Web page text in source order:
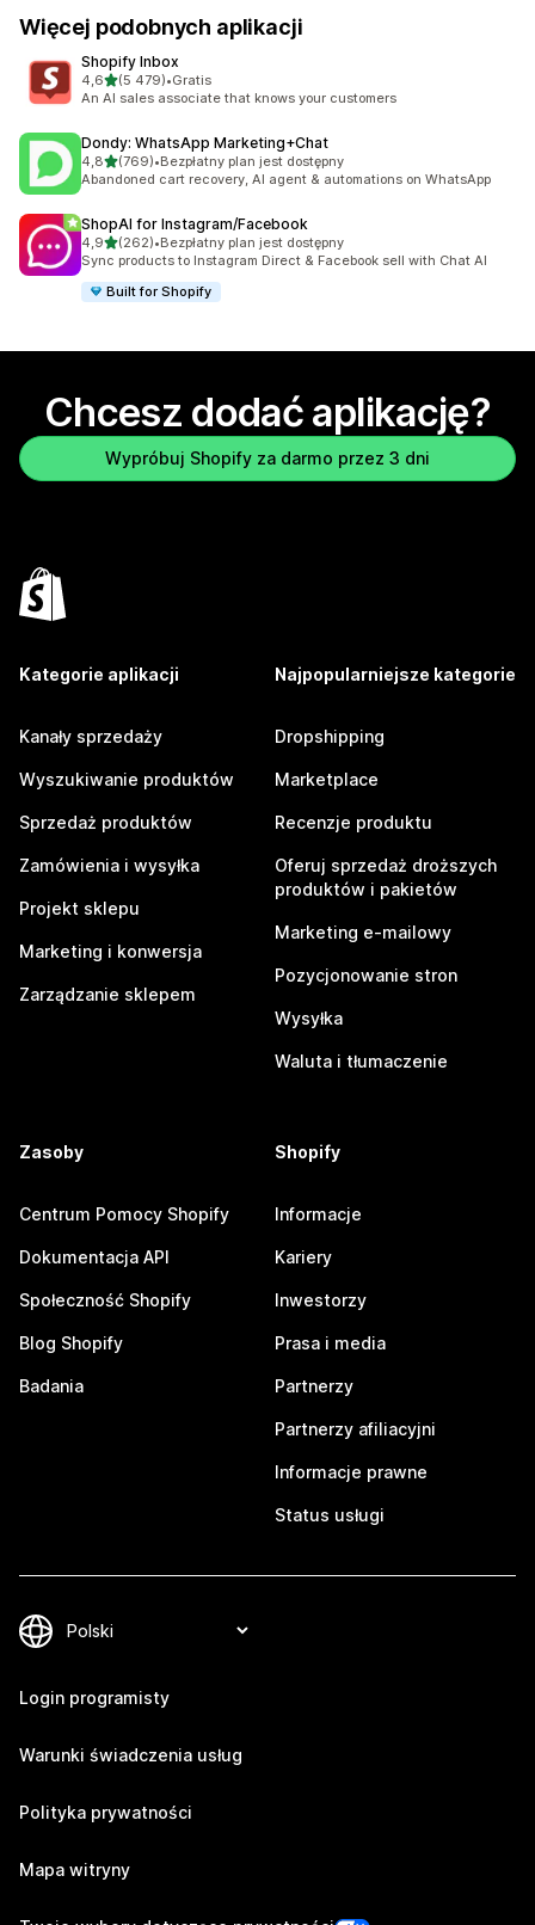
Więcej podobnych aplikacji
Shopify Inbox
4,6na 5 gwiazdek
(5 479)
Łączna liczba recenzji: 5479
•Gratis
An AI sales associate that knows your customers
Dondy: WhatsApp Marketing+Chat
4,8na 5 gwiazdek
(769)
Łączna liczba recenzji: 769
•Bezpłatny plan jest dostępny
Abandoned cart recovery, AI agent & automations on WhatsApp
ShopAI for Instagram/Facebook
4,9na 5 gwiazdek
(262)
Łączna liczba recenzji: 262
•Bezpłatny plan jest dostępny
Sync products to Instagram Direct & Facebook sell with Chat AI
Built for Shopify
Chcesz dodać aplikację?
Wypróbuj Shopify za darmo przez 3 dni
Kategorie aplikacji
Kanały sprzedaży
Wyszukiwanie produktów
Sprzedaż produktów
Zamówienia i wysyłka
Projekt sklepu
Marketing i konwersja
Zarządzanie sklepem
Najpopularniejsze kategorie
Dropshipping
Marketplace
Recenzje produktu
Oferuj sprzedaż droższych
produktów i pakietów
Marketing e-mailowy
Pozycjonowanie stron
Wysyłka
Waluta i tłumaczenie
Zasoby
Centrum Pomocy Shopify
Dokumentacja API
Społeczność Shopify
Blog Shopify
Badania
Shopify
Informacje
Kariery
Inwestorzy
Prasa i media
Partnerzy
Partnerzy afiliacyjni
Informacje prawne
Status usługi
Login programisty
Warunki świadczenia usług
Polityka prywatności
Mapa witryny